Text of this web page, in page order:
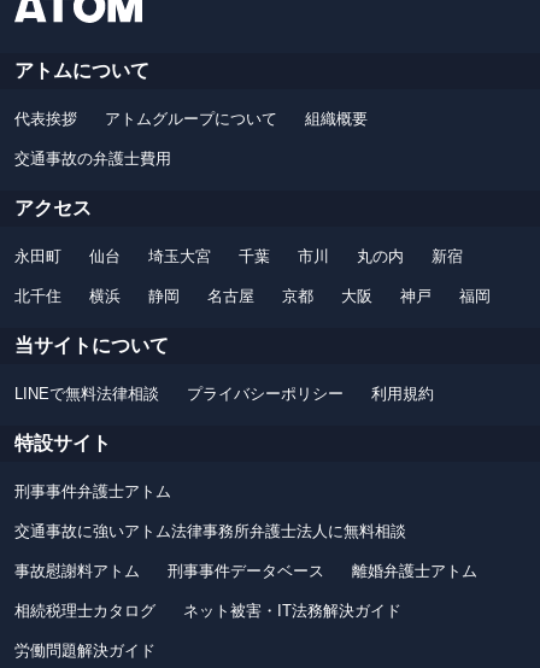
アトムについて
代表挨拶 アトムグループについて 組織概要
交通事故の弁護士費用
アクセス
永田町 仙台 埼玉大宮 千葉 市川 丸の内 新宿
北千住 横浜 静岡 名古屋 京都 大阪 神戸 福岡
当サイトについて
LINEで無料法律相談 プライバシーポリシー 利用規約
特設サイト
刑事事件弁護士アトム
交通事故に強いアトム法律事務所弁護士法人に無料相談
事故慰謝料アトム 刑事事件データベース 離婚弁護士アトム
相続税理士カタログ ネット被害・IT法務解決ガイド
労働問題解決ガイド